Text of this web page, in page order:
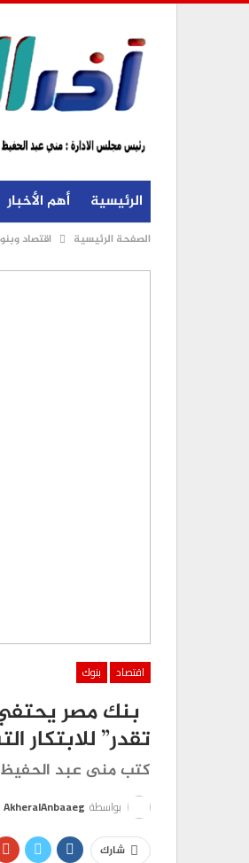
الرئيسية أهم الأخبار
الصفحة الرئيسية اقتصاد
اقتصاد بنوك
بنك مصر يحتفي
تقدر” للابتكار
كتب منى عبد الحفيظ
بواسطة AkheralAnbaaeg
شارك